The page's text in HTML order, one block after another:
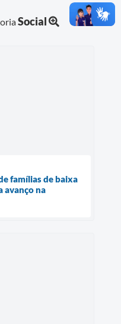
Social
famílias de baixa
avanço na